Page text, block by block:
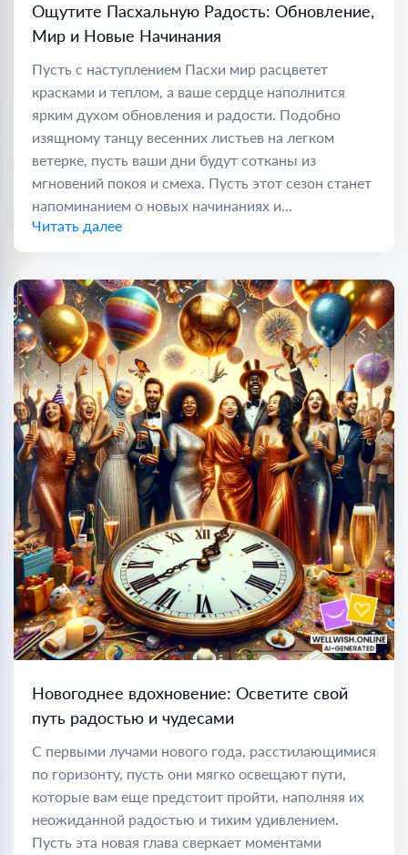
Ощутите Пасхальную Радость: Обновление,
Мир и Новые Начинания
Пусть с наступлением Пасхи мир расцветет
красками и теплом, а ваше сердце наполнится
ярким духом обновления и радости. Подобно
изящному танцу весенних листьев на легком
ветерке, пусть ваши дни будут сотканы из
мгновений покоя и смеха. Пусть этот сезон станет
напоминанием о новых начинаниях и...
Читать далее
Новогоднее вдохновение: Осветите свой
путь радостью и чудесами
С первыми лучами нового года, расстилающимися
по горизонту, пусть они мягко освещают пути,
которые вам еще предстоит пройти, наполняя их
неожиданной радостью и тихим удивлением.
Пусть эта новая глава сверкает моментами